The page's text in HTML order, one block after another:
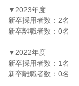
▼2023年度
新卒採用者数：2名
新卒離職者数：0名
▼2022年度
新卒採用者数：1名
新卒離職者数：0名